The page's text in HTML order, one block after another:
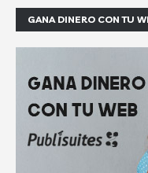
GANA DINERO CON TU